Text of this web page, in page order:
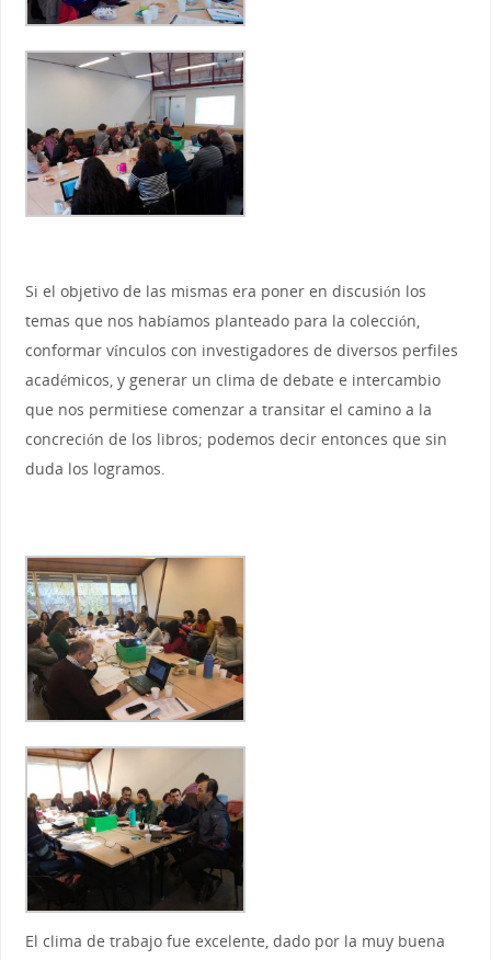
Si el objetivo de las mismas era poner en discusión los
temas que nos habíamos planteado para la colección,
conformar vínculos con investigadores de diversos perfiles
académicos, y generar un clima de debate e intercambio
que nos permitiese comenzar a transitar el camino a la
concreción de los libros; podemos decir entonces que sin
duda los logramos.
El clima de trabajo fue excelente, dado por la muy buena